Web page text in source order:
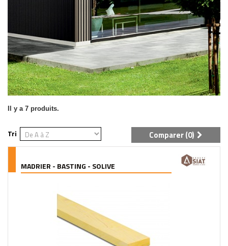
Il y a 7 produits.
Tri Comparer (0)
MADRIER - BASTING - SOLIVE